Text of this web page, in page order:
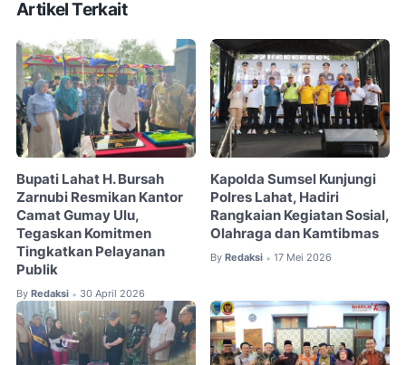
Artikel Terkait
Bupati Lahat H. Bursah
Zarnubi Resmikan Kantor
Camat Gumay Ulu,
Tegaskan Komitmen
Tingkatkan Pelayanan
Publik
By Redaksi • 30 April 2026
Kapolda Sumsel Kunjungi
Polres Lahat, Hadiri
Rangkaian Kegiatan Sosial,
Olahraga dan Kamtibmas
By Redaksi • 17 Mei 2026